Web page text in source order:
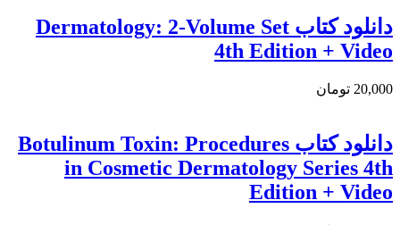
دانلود کتاب Dermatology: 2-Volume Set
4th Edition + Video
20,000 تومان
دانلود کتاب Botulinum Toxin: Procedures
in Cosmetic Dermatology Series 4th
Edition + Video